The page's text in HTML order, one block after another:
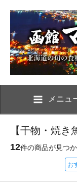
メニュ
【干物・焼
12件の商品が見つ
お